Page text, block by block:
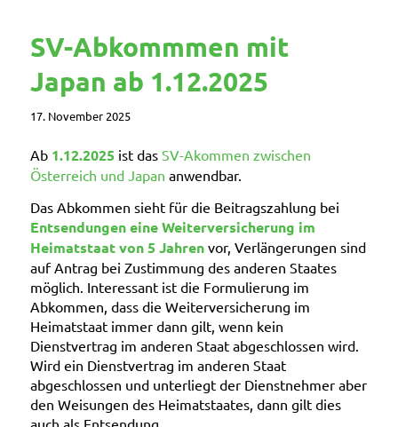
SV-Abkommmen mit
Japan ab 1.12.2025
17. November 2025
Ab 1.12.2025 ist das SV-Akommen zwischen
Österreich und Japan anwendbar.
Das Abkommen sieht für die Beitragszahlung bei
Entsendungen eine Weiterversicherung im
Heimatstaat von 5 Jahrenvor, Verlängerungen sind
auf Antrag bei Zustimmung des anderen Staates
möglich. Interessant ist die Formulierung im
Abkommen, dass die Weiterversicherung im
Heimatstaat immer dann gilt, wenn kein
Dienstvertrag im anderen Staat abgeschlossen wird.
Wird ein Dienstvertrag im anderen Staat
abgeschlossen und unterliegt der Dienstnehmer aber
den Weisungen des Heimatstaates, dann gilt dies
auch als Entsendung.